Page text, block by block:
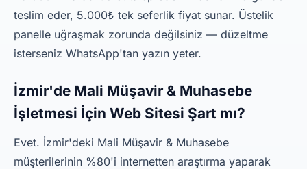
teslim eder, 5.000₺ tek seferlik fiyat sunar. Üstelik
panelle uğraşmak zorunda değilsiniz — düzeltme
isterseniz WhatsApp'tan yazın yeter.
İzmir'de Mali Müşavir & Muhasebe
İşletmesi İçin Web Sitesi Şart mı?
Evet. İzmir'deki Mali Müşavir & Muhasebe
müşterilerinin %80'i internetten araştırma yaparak